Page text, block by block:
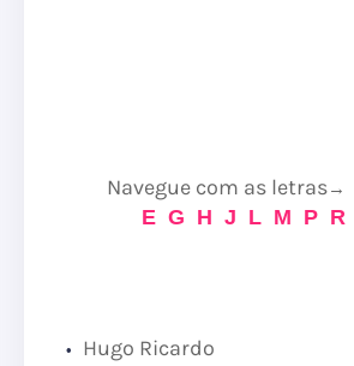
Navegue com as letras→
E G H J L M P R
Hugo Ricardo